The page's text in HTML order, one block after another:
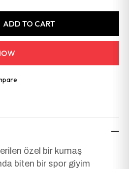
özel bir kumaş
biten bir spor giyim